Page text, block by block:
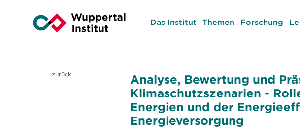
Das Institut Themen Forschung
zurück
Analyse, Bewertung und
Klimaschutzszenarien -
Energien und der
Energieversorgung